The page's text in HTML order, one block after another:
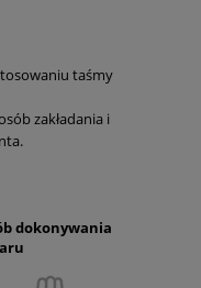
taśmy
zakładania i
dokonywania